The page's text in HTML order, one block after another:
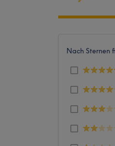
Nach Sternen